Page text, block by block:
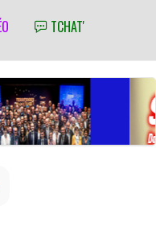
TCHAT'